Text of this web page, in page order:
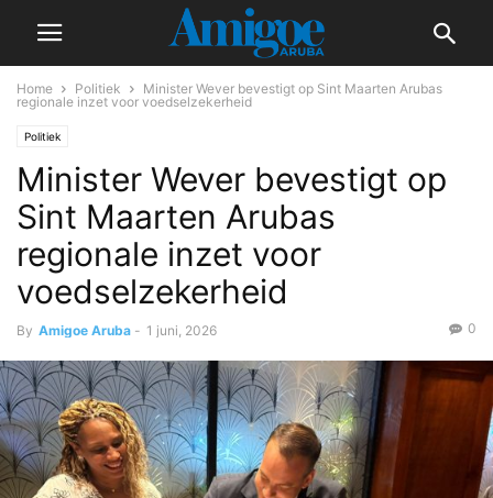
Home Politiek
Minister Wever bevestigt op Sint Maarten Arubas
regionale inzet voor voedselzekerheid
Politiek
Minister Wever bevestigt op
Sint Maarten Arubas
regionale inzet voor
voedselzekerheid
By Amigoe Aruba - 1 juni, 2026 0